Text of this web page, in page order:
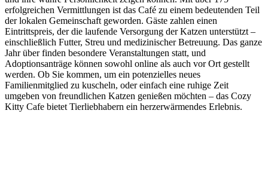
erfolgreichen Vermittlungen ist das Café zu einem bedeutenden Teil
der lokalen Gemeinschaft geworden. Gäste zahlen einen
Eintrittspreis, der die laufende Versorgung der Katzen unterstützt –
einschließlich Futter, Streu und medizinischer Betreuung. Das ganze
Jahr über finden besondere Veranstaltungen statt, und
Adoptionsanträge können sowohl online als auch vor Ort gestellt
werden. Ob Sie kommen, um ein potenzielles neues
Familienmitglied zu kuscheln, oder einfach eine ruhige Zeit
umgeben von freundlichen Katzen genießen möchten – das Cozy
Kitty Cafe bietet Tierliebhabern ein herzerwärmendes Erlebnis.